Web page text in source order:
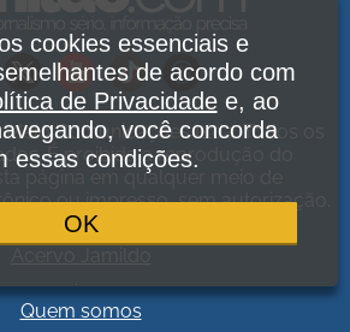
Comunicações Ltda. Todos os
É proibida a reprodução do
página em qualquer meio de
ou impresso, sem autorização.
de Privacidade
Quem somos
cookies essenciais e
de acordo com
de Privacidadee, ao
você concorda
essas condições.
OK